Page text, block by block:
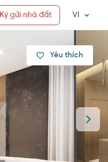
Ký gửi nhà đất VI
Yêu thích